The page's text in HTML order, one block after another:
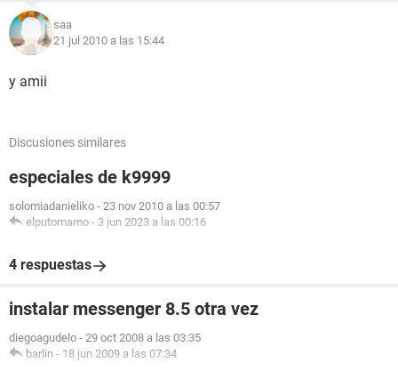
saa
21 jul 2010 a las 15:44
y amii
Discusiones similares
especiales de k9999
solomiadanieliko - 23 nov 2010 a las 00:57
elputomamo - 3 jun 2023 a las 00:16
4 respuestas
instalar messenger 8.5 otra vez
diegoagudelo - 29 oct 2008 a las 03:35
barlin - 18 jun 2009 a las 07:34